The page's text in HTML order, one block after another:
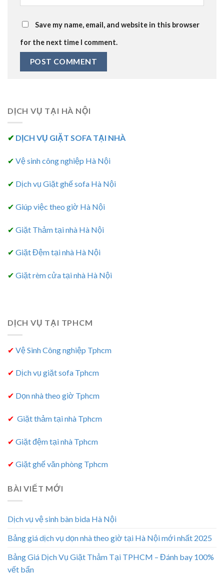
Save my name, email, and website in this browser
for the next time I comment.
DỊCH VỤ TẠI HÀ NỘI
✔ DỊCH VỤ GIẶT SOFA TẠI NHÀ
✔ Vệ sinh công nghiệp Hà Nội
✔ Dịch vụ Giặt ghế sofa Hà Nội
✔ Giúp việc theo giờ Hà Nội
✔ Giặt Thảm tại nhà Hà Nội
✔ Giặt Đệm tại nhà Hà Nội
✔ Giặt rèm cửa tại nhà Hà Nội
DỊCH VỤ TẠI TPHCM
✔ Vệ Sinh Công nghiệp Tphcm
✔ Dịch vụ giặt sofa Tphcm
✔ Dọn nhà theo giờ Tphcm
✔ Giặt thảm tại nhà Tphcm
✔ Giặt đệm tại nhà Tphcm
✔ Giặt ghế văn phòng Tphcm
BÀI VIẾT MỚI
Dịch vụ vệ sinh bàn bida Hà Nội
Bảng giá dịch vụ dọn nhà theo giờ tại Hà Nội mới nhất 2025
Bảng Giá Dịch Vụ Giặt Thảm Tại TPHCM – Đánh bay 100%
vết bẩn